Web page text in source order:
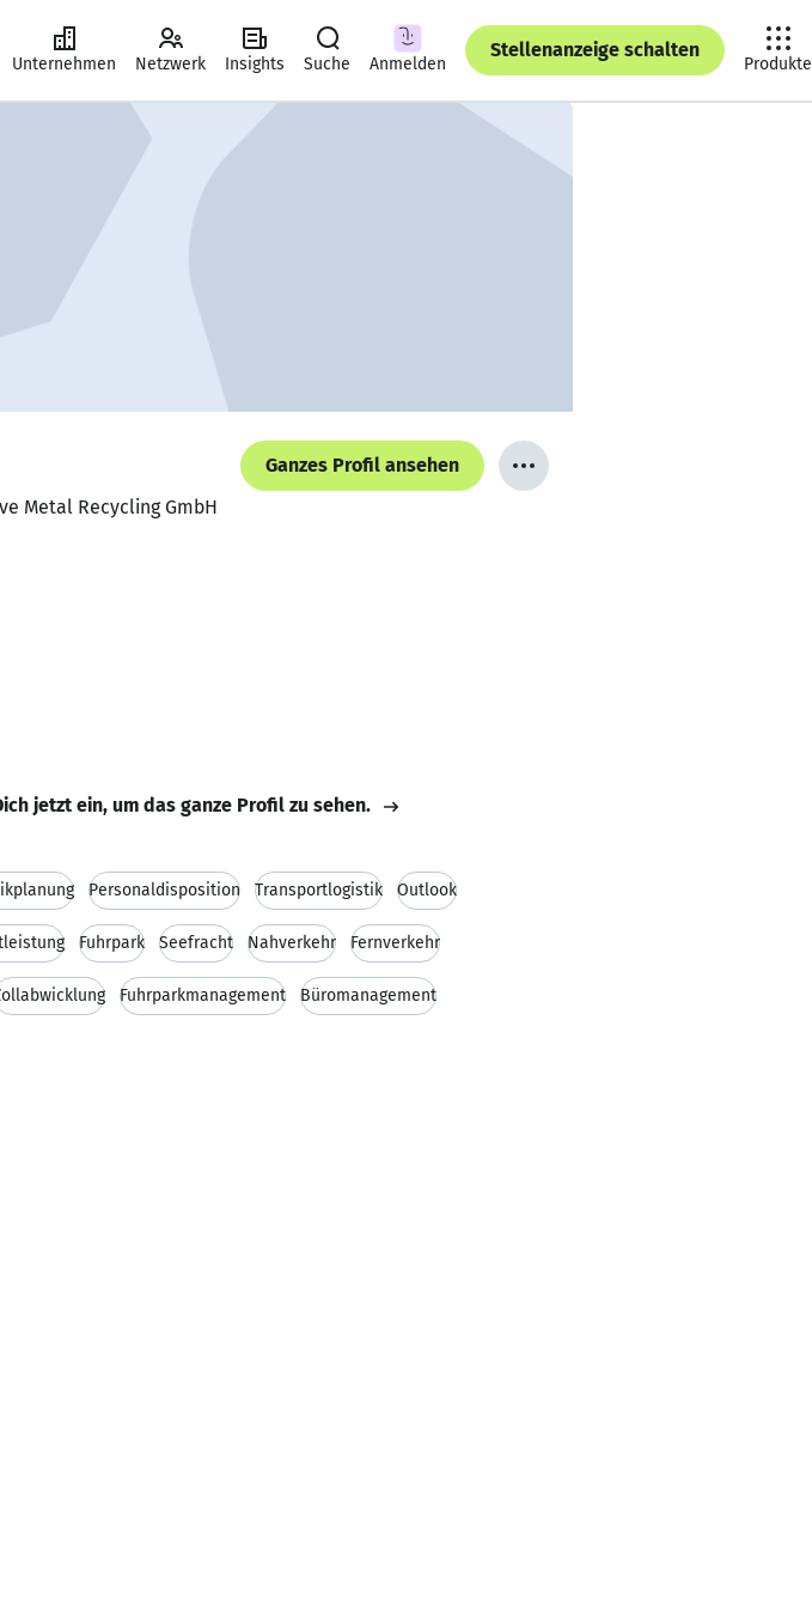
Unternehmen Netzwerk Insights Suche Anmelden
Stellenanzeige schalten
Produkte
Ganzes Profil ansehen
Metal Recycling GmbH
jetzt ein, um das ganze Profil zu sehen.
Personaldisposition Transportlogistik Outlook
Fuhrpark Seefracht Nahverkehr Fernverkehr
Fuhrparkmanagement Büromanagement